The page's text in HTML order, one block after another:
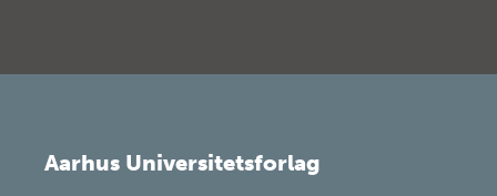
Aarhus Universitetsforlag